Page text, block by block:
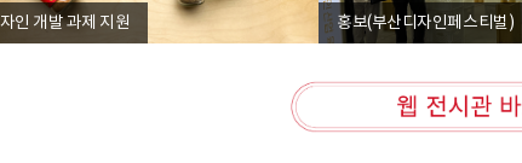
인 개발 과제 지원 홍보(부산디자인페스티벌)